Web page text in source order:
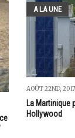
A LA UNE
AOÛT 22ND, 2017
La Martinique
Hollywood